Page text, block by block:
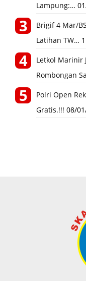
Lampung:…
Brigif 4 Mar/
Latihan TW…
Letkol Marinir
Rombongan
Polri Open
Gratis.!!! 08/